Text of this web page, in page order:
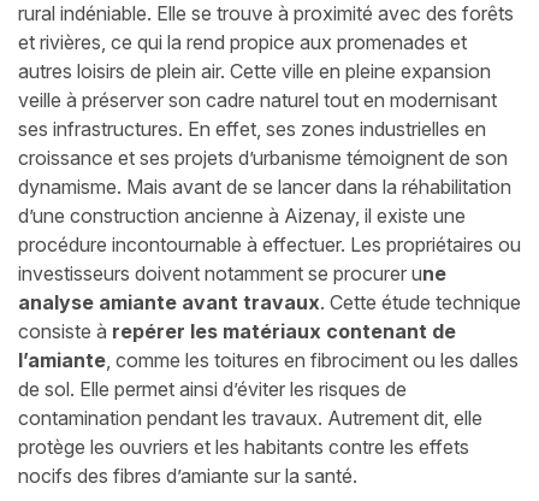
rural indéniable. Elle se trouve à proximité avec des forêts
et rivières, ce qui la rend propice aux promenades et
autres loisirs de plein air. Cette ville en pleine expansion
veille à préserver son cadre naturel tout en modernisant
ses infrastructures. En effet, ses zones industrielles en
croissance et ses projets d’urbanisme témoignent de son
dynamisme. Mais avant de se lancer dans la réhabilitation
d’une construction ancienne à Aizenay, il existe une
procédure incontournable à effectuer. Les propriétaires ou
investisseurs doivent notamment se procurer une
analyse amiante avant travaux. Cette étude technique
consiste à repérer les matériaux contenant de
l’amiante, comme les toitures en fibrociment ou les dalles
de sol. Elle permet ainsi d’éviter les risques de
contamination pendant les travaux. Autrement dit, elle
protège les ouvriers et les habitants contre les effets
nocifs des fibres d’amiante sur la santé.